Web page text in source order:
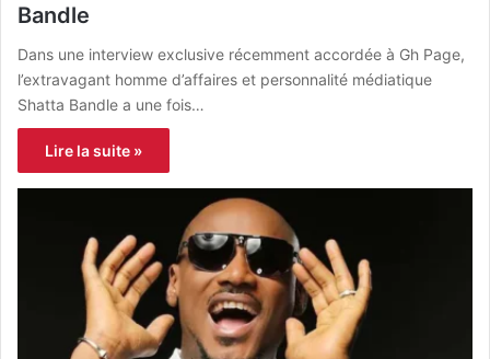
Bandle
Dans une interview exclusive récemment accordée à Gh Page,
l’extravagant homme d’affaires et personnalité médiatique
Shatta Bandle a une fois…
Lire la suite »